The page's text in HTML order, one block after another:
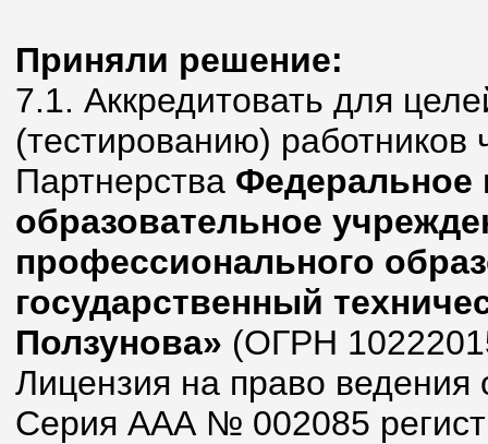
Приняли решение:
7.1. Аккредитовать для
(тестированию)
Партнерства Федеральное
образовательное
профессионального
государственный
Ползунова» (ОГРН
Лицензия на право ведения
Серия ААА № 002085